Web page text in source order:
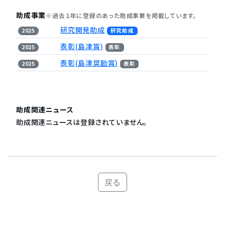
助成事業※過去１年に登録のあった助成事業を掲載しています。
2025 研究開発助成 研究助成
2025 表彰(島津賞) 表彰
2025 表彰(島津奨励賞) 表彰
助成関連ニュース
助成関連ニュースは登録されていません。
戻る